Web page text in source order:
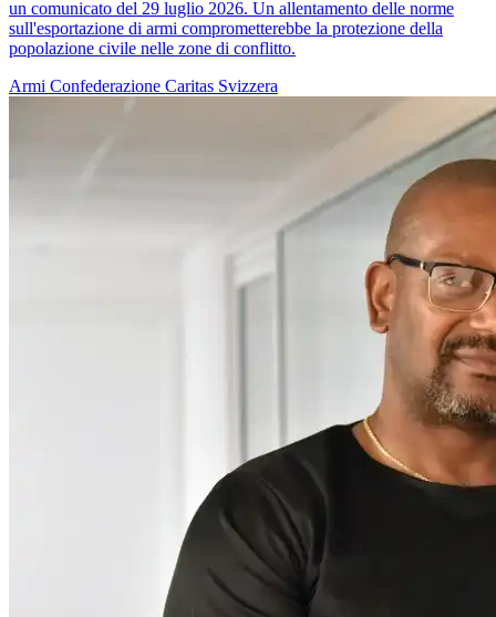
un comunicato del 29 luglio 2026. Un allentamento delle norme
sull'esportazione di armi comprometterebbe la protezione della
popolazione civile nelle zone di conflitto.
Armi Confederazione Caritas Svizzera